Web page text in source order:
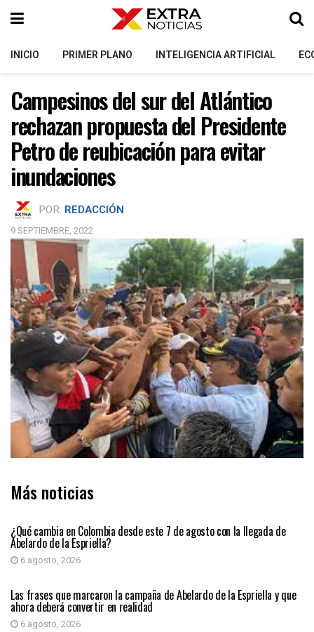
INICIO PRIMER PLANO INTELIGENCIA ARTIFICIAL
Campesinos del sur del Atlántico
rechazan propuesta del Presidente
Petro de reubicación para evitar
inundaciones
POR: REDACCIÓN
9 SEPTIEMBRE, 2022
Más noticias
¿Qué cambia en Colombia desde este 7 de agosto con la llegada de
Abelardo de la Espriella?
6 agosto, 2026
PRIMER PLANO
Las frases que marcaron la campaña de Abelardo de la Espriella y que
ahora deberá convertir en realidad
6 agosto, 2026